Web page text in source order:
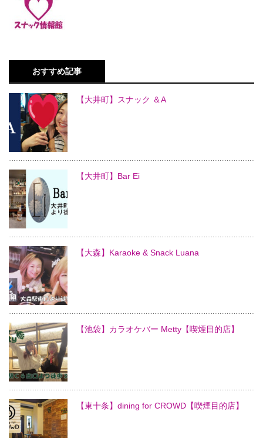
おすすめ記事
【大井町】スナック ＆A
【大井町】Bar Ei
【大森】Karaoke & Snack Luana
【池袋】カラオケバー Metty【喫煙目的店】
【東十条】dining for CROWD【喫煙目的店】